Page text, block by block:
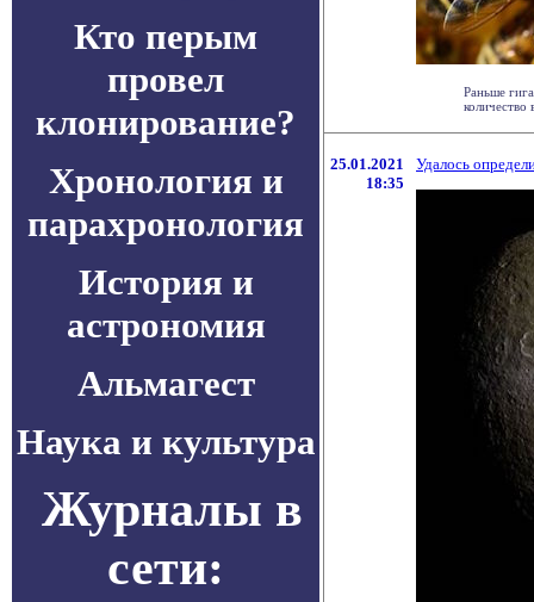
Кто перым
провел
клонирование?
Хронология и
парахронология
История и
астрономия
Альмагест
Наука и культура
Журналы в
сети:
Раньше
количество
25.01.2021
18:35
Удалось